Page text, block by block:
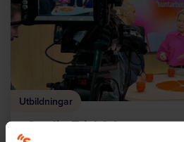
Utbildningar
Studio Friskfaktor